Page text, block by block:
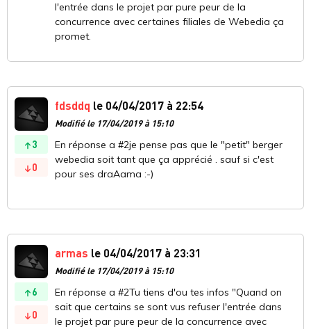
l'entrée dans le projet par pure peur de la
concurrence avec certaines filiales de Webedia ça
promet.
3
0
fdsddq le 04/04/2017 à 22:54
Modifié le 17/04/2019 à 15:10
En réponse a #2je pense pas que le "petit" berger
webedia soit tant que ça apprécié . sauf si c'est
pour ses draAama :-)
6
0
armas le 04/04/2017 à 23:31
Modifié le 17/04/2019 à 15:10
En réponse a #2Tu tiens d'ou tes infos "Quand on
sait que certains se sont vus refuser l'entrée dans
le projet par pure peur de la concurrence avec